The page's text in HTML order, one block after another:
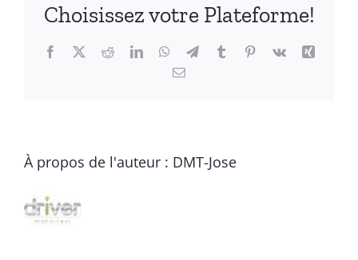
Choisissez votre Plateforme!
Facebook
X RedditLinkedInWhatsApp
TelegramTumblrPinterest
Vk
Xing
Email
À propos de l'auteur : DMT-Jose